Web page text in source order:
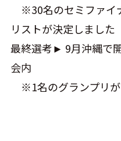
※30名のセミファイ
リストが決定しました
最終選考► 9月沖縄で
会内
※1名のグランプリ